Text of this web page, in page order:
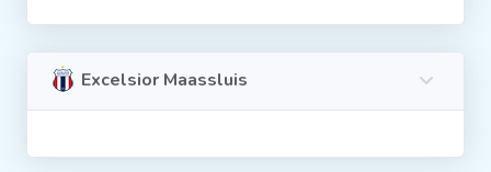
Excelsior Maassluis